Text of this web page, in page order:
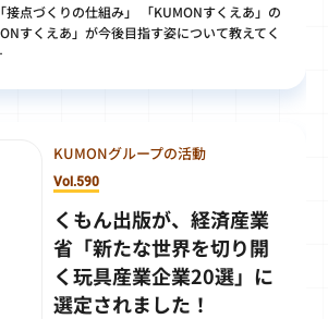
接点づくりの仕組み」 「KUMONすくえあ」の
すくえあ」が今後目指す姿について教えてく
KUMONグループの活動
Vol.590
くもん出版が、経済産業
省「新たな世界を切り開
く玩具産業企業20選」に
選定されました！